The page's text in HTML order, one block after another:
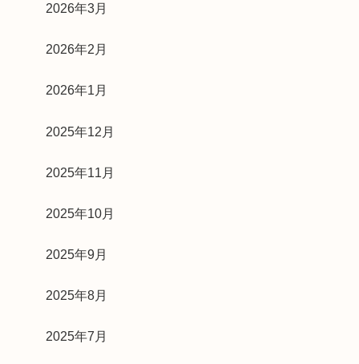
2026年3月
2026年2月
2026年1月
2025年12月
2025年11月
2025年10月
2025年9月
2025年8月
2025年7月